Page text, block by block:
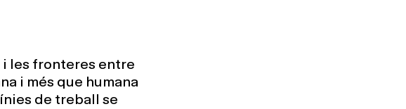
les fronteres entre
i més que humana
de treball se